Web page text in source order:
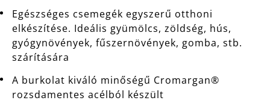
Egészséges csemegék egyszerű otthoni
elkészítése. Ideális gyümölcs, zöldség, hús,
gyógynövények, fűszernövények, gomba, stb.
szárítására
A burkolat kiváló minőségű Cromargan®
rozsdamentes acélból készült